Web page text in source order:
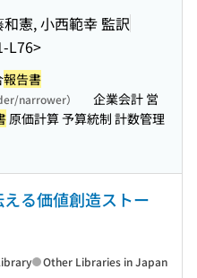
憲, 小西範幸 監訳
L76>
報告書
narrower）
企業会計 営
原価計算 予算統制 計数管理
る価値創造ストー
Other Libraries in Japan